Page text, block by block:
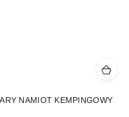
NAMIOT KEMPINGOWY